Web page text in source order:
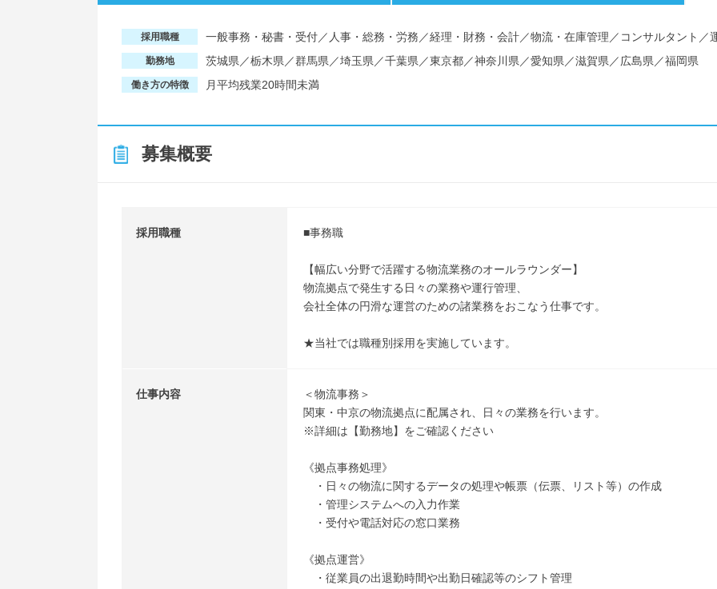
採用職種 一般事務・秘書・受付／人事・総務・労務／経理・財務・会計／物流・在庫管理／コンサルタント
勤務地 茨城県／栃木県／群馬県／埼玉県／千葉県／東京都／神奈川県／愛知県／滋賀県／広島県／福岡県
働き方の特徴 月平均残業20時間未満
募集概要
採用職種 ■事務職
【幅広い分野で活躍する物流業務のオールラウンダー】
物流拠点で発生する日々の業務や運行管理、
会社全体の円滑な運営のための諸業務をおこなう仕事です。
★当社では職種別採用を実施しています。
仕事内容
＜物流事務＞
関東・中京の物流拠点に配属され、日々の業務を行います。
※詳細は【勤務地】をご確認ください
《拠点事務処理》
・日々の物流に関するデータの処理や帳票（伝票、リスト等）の作成
・管理システムへの入力作業
・受付や電話対応の窓口業務
《拠点運営》
・従業員の出退勤時間や出勤日確認等のシフト管理